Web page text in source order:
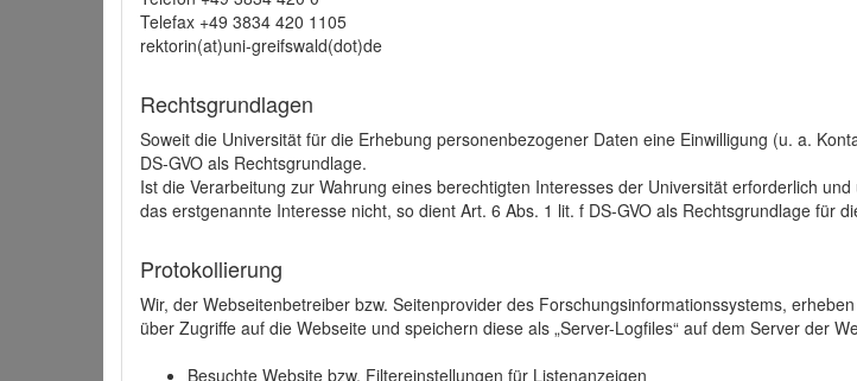
Telefax +49 3834 420 1105
rektorin(at)uni-greifswald(dot)de
Rechtsgrundlagen
Soweit die Universität für die Erhebung personenbezogener Daten eine Einwilligung (u. a.
DS-GVO als Rechtsgrundlage.
Ist die Verarbeitung zur Wahrung eines berechtigten Interesses der Universität erforderlich
das erstgenannte Interesse nicht, so dient Art. 6 Abs. 1 lit. f DS-GVO als Rechtsgrundlage für
Protokollierung
Wir, der Webseitenbetreiber bzw. Seitenprovider des Forschungsinformationssystems,
über Zugriffe auf die Webseite und speichern diese als „Server-Logfiles“ auf dem Server der
Besuchte Website bzw. Filtereinstellungen für Listenanzeigen